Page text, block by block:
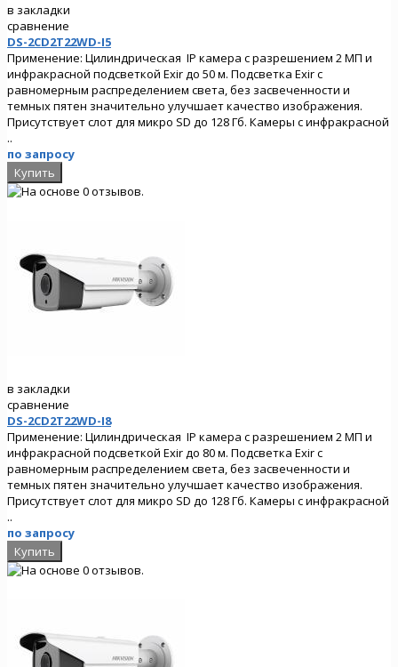
в закладки
сравнение
DS-2CD2T22WD-I5
Применение: Цилиндрическая IP камера с разрешением 2 МП и
инфракрасной подсветкой Exir до 50 м. Подсветка Exir с
равномерным распределением света, без засвеченности и
темных пятен значительно улучшает качество изображения.
Присутствует слот для микро SD до 128 Гб. Камеры с инфракрасной
..
по запросу
в закладки
сравнение
DS-2CD2T22WD-I8
Применение: Цилиндрическая IP камера с разрешением 2 МП и
инфракрасной подсветкой Exir до 80 м. Подсветка Exir с
равномерным распределением света, без засвеченности и
темных пятен значительно улучшает качество изображения.
Присутствует слот для микро SD до 128 Гб. Камеры с инфракрасной
..
по запросу